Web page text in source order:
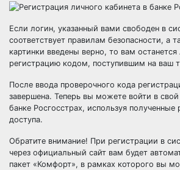
Если логин, указанный вами свободен в
соответствует правилам безопасности, а
картинки введены верно, то вам
регистрацию кодом, поступившим на ваш
После ввода проверочного кода
завершена. Теперь вы можете войти в
банке Росгосстрах, используя полученные
доступа.
Обратите внимание! При регистрации в
через официальный сайт вам будет
пакет «Комфорт», в рамках которого вы